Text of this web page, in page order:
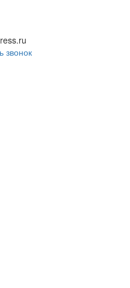
звонок